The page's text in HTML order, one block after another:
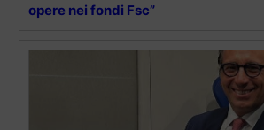
opere nei fondi Fsc”